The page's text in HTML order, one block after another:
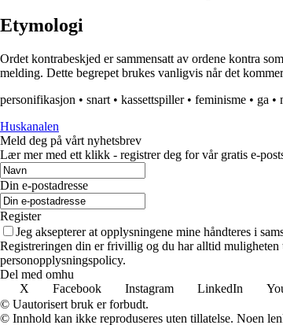
Etymologi
Ordet kontrabeskjed er sammensatt av ordene kontra
melding. Dette begrepet brukes vanligvis når det
personifikasjon • snart • kassettspiller• feminisme • ga •
Huskanalen
Meld deg på vårt nyhetsbrev
Lær mer med ett klikk - registrer deg for vår gratis e-
Din e-postadresse
Register
Jeg aksepterer at opplysningene mine håndteres i
Registreringen din er frivillig og du har alltid
personopplysningspolicy.
Del med omhu
X
Facebook Instagram LinkedIn
© Uautorisert bruk er forbudt.
© Innhold kan ikke reproduseres uten tillatelse. Noen